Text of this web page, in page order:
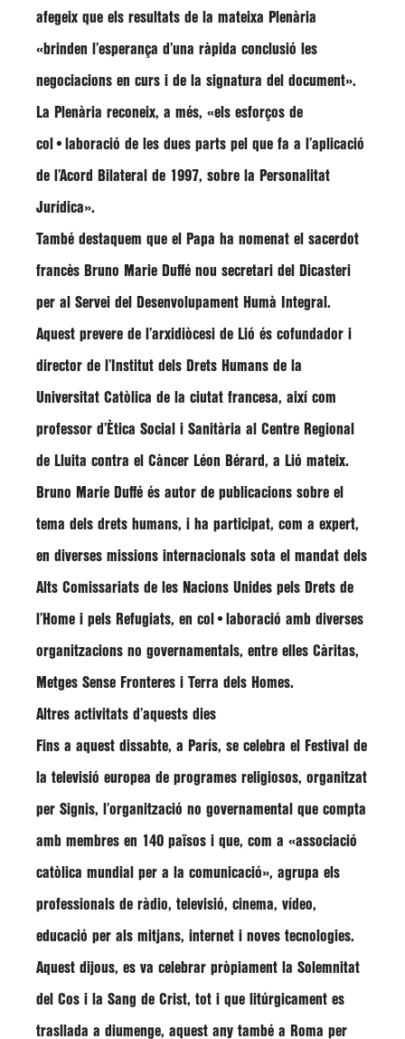
afegeix que els resultats de la mateixa Plenària
«brinden l’esperança d’una ràpida conclusió les
negociacions en curs i de la signatura del document».
La Plenària reconeix, a més, «els esforços de
col•laboració de les dues parts pel que fa a l’aplicació
de l’Acord Bilateral de 1997, sobre la Personalitat
Jurídica».
També destaquem que el Papa ha nomenat el sacerdot
francès Bruno Marie Duffé nou secretari del Dicasteri
per al Servei del Desenvolupament Humà Integral.
Aquest prevere de l’arxidiòcesi de Lió és cofundador i
director de l’Institut dels Drets Humans de la
Universitat Catòlica de la ciutat francesa, així com
professor d’Ètica Social i Sanitària al Centre Regional
de Lluita contra el Càncer Léon Bérard, a Lió mateix.
Bruno Marie Duffé és autor de publicacions sobre el
tema dels drets humans, i ha participat, com a expert,
en diverses missions internacionals sota el mandat dels
Alts Comissariats de les Nacions Unides pels Drets de
l’Home i pels Refugiats, en col•laboració amb diverses
organitzacions no governamentals, entre elles Càritas,
Metges Sense Fronteres i Terra dels Homes.
Altres activitats d’aquests dies
Fins a aquest dissabte, a París, se celebra el Festival de
la televisió europea de programes religiosos, organitzat
per Signis, l’organització no governamental que compta
amb membres en 140 països i que, com a «associació
catòlica mundial per a la comunicació», agrupa els
professionals de ràdio, televisió, cinema, vídeo,
educació per als mitjans, internet i noves tecnologies.
Aquest dijous, es va celebrar pròpiament la Solemnitat
del Cos i la Sang de Crist, tot i que litúrgicament es
trasllada a diumenge, aquest any també a Roma per